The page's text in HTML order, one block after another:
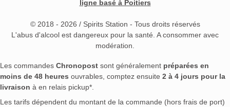
ligne basé à Poitiers
© 2018 - 2026 / Spirits Station - Tous droits réservés
L'abus d'alcool est dangereux pour la santé. A consommer avec
modération.
Les commandes Chronopost sont généralement préparées en
moins de 48 heures ouvrables, comptez ensuite 2 à 4 jours pour la
livraison à en relais pickup*.
Les tarifs dépendent du montant de la commande (hors frais de port)